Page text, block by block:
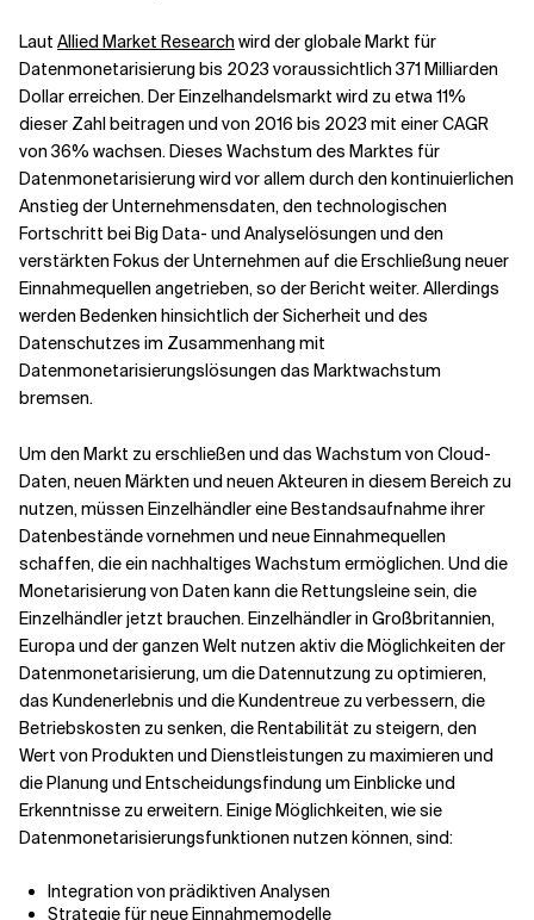
Laut Allied Market Research wird der globale Markt für
Datenmonetarisierung bis 2023 voraussichtlich 371 Milliarden
Dollar erreichen. Der Einzelhandelsmarkt wird zu etwa 11%
dieser Zahl beitragen und von 2016 bis 2023 mit einer CAGR
von 36% wachsen. Dieses Wachstum des Marktes für
Datenmonetarisierung wird vor allem durch den kontinuierlichen
Anstieg der Unternehmensdaten, den technologischen
Fortschritt bei Big Data- und Analyselösungen und den
verstärkten Fokus der Unternehmen auf die Erschließung neuer
Einnahmequellen angetrieben, so der Bericht weiter. Allerdings
werden Bedenken hinsichtlich der Sicherheit und des
Datenschutzes im Zusammenhang mit
Datenmonetarisierungslösungen das Marktwachstum
bremsen.
Um den Markt zu erschließen und das Wachstum von Cloud-
Daten, neuen Märkten und neuen Akteuren in diesem Bereich zu
nutzen, müssen Einzelhändler eine Bestandsaufnahme ihrer
Datenbestände vornehmen und neue Einnahmequellen
schaffen, die ein nachhaltiges Wachstum ermöglichen. Und die
Monetarisierung von Daten kann die Rettungsleine sein, die
Einzelhändler jetzt brauchen. Einzelhändler in Großbritannien,
Europa und der ganzen Welt nutzen aktiv die Möglichkeiten der
Datenmonetarisierung, um die Datennutzung zu optimieren,
das Kundenerlebnis und die Kundentreue zu verbessern, die
Betriebskosten zu senken, die Rentabilität zu steigern, den
Wert von Produkten und Dienstleistungen zu maximieren und
die Planung und Entscheidungsfindung um Einblicke und
Erkenntnisse zu erweitern. Einige Möglichkeiten, wie sie
Datenmonetarisierungsfunktionen nutzen können, sind:
Integration von prädiktiven Analysen
Strategie für neue Einnahmemodelle